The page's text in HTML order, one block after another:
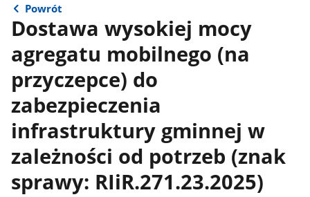
Powrót
Dostawa wysokiej mocy
agregatu mobilnego (na
przyczepce) do
zabezpieczenia
infrastruktury gminnej w
zależności od potrzeb (znak
sprawy: RIiR.271.23.2025)